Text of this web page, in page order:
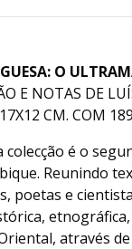
O
E NOTAS DE
CM. COM
é o
Reunindo
poetas e
através